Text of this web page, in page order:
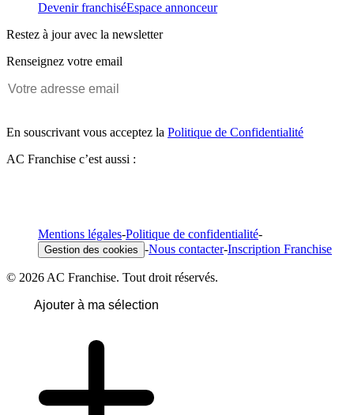
Devenir franchiséEspace annonceur
Restez à jour avec la newsletter
Renseignez votre email
En souscrivant vous acceptez la Politique de Confidentialité
AC Franchise c’est aussi :
Mentions légales-Politique de confidentialité-
Gestion des cookies -Nous contacter-Inscription Franchise
© 2026 AC Franchise. Tout droit réservés.
Ajouter à ma sélection